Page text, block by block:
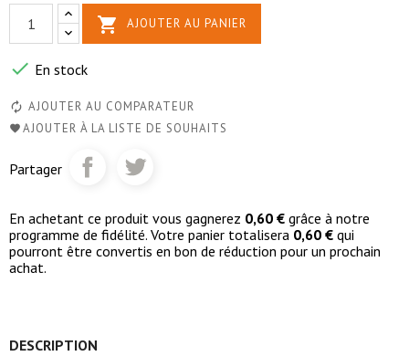
 AJOUTER AU PANIER
 En stock
AJOUTER AU COMPARATEUR
AJOUTER À LA LISTE DE SOUHAITS
Partager
En achetant ce produit vous gagnerez 0,60 € grâce à notre
programme de fidélité. Votre panier totalisera 0,60 € qui
pourront être convertis en bon de réduction pour un prochain
achat.
DESCRIPTION